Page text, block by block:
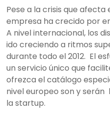
Pese a la crisis que
empresa ha crecido por
A nivel internacional, los
ido creciendo a ritmos
durante todo el 2012. El
un servicio único que
ofrezca el catálogo
nivel europeo son y serán
la startup.